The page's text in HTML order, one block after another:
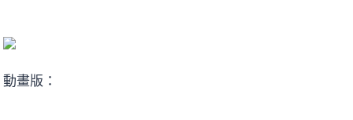
動畫版：